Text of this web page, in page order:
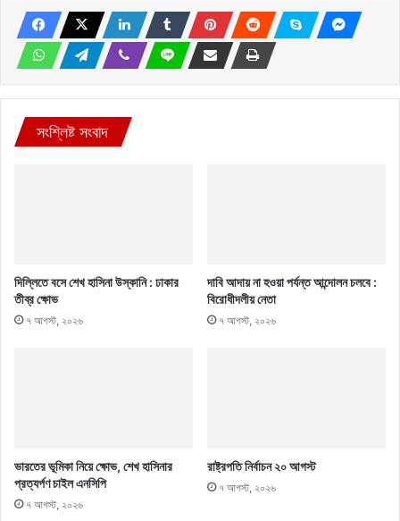
সংশ্লিষ্ট সংবাদ
দিল্লিতে বসে শেখ হাসিনা উস্কানি : ঢাকার
তীব্র ক্ষোভ
৭ আগস্ট, ২০২৬
দাবি আদায় না হওয়া পর্যন্ত আন্দোলন চলবে :
বিরোধীদলীয় নেতা
৭ আগস্ট, ২০২৬
ভারতের ভূমিকা নিয়ে ক্ষোভ, শেখ হাসিনার
প্রত্যর্পণ চাইল এনসিপি
৭ আগস্ট, ২০২৬
রাষ্ট্রপতি নির্বাচন ২০ আগস্ট
৭ আগস্ট, ২০২৬